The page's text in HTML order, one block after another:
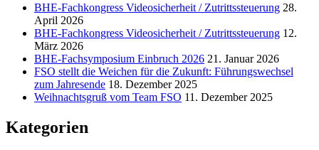
BHE-Fachkongress Videosicherheit / Zutrittssteuerung 28.
April 2026
BHE-Fachkongress Videosicherheit / Zutrittssteuerung 12.
März 2026
BHE-Fachsymposium Einbruch 2026 21. Januar 2026
FSO stellt die Weichen für die Zukunft: Führungswechsel
zum Jahresende 18. Dezember 2025
Weihnachtsgruß vom Team FSO 11. Dezember 2025
Kategorien